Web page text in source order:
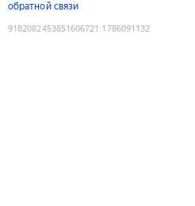
обратной связи
9182082453851606721 :1786091132